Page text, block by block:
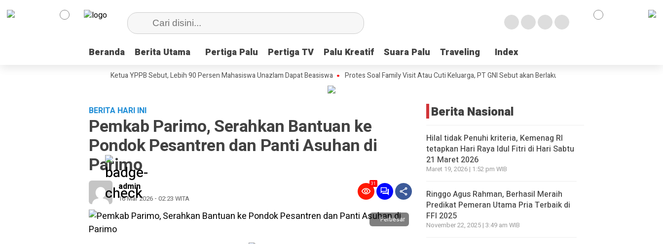
Beranda Berita Utama Pertiga Palu Pertiga TV Palu Kreatif Suara Palu Traveling Index
Beranda Berita Utama Pertiga Palu Pertiga TV Palu Kreatif Suara Palu Traveling Index
Ketua YPPB Sebut, Lebih 90 Persen Mahasiswa Unazlam Dapat Beasiswa Protes Soal Family Visit Atau Cuti Keluarga, PT GNI Sebut akan Berlaku Januari 2027
BERITA HARI INI
Pemkab Parimo, Serahkan Bantuan ke
Pondok Pesantren dan Panti Asuhan di
Parimo
admin
16 Mar 2026 - 02:23 WITA
31
Perbesar
Berita Nasional
Hilal tidak Penuhi kriteria, Kemenag RI
tetapkan Hari Raya Idul Fitri di Hari Sabtu
21 Maret 2026
Maret 19, 2026 | 1:52 pm WIB
Ringgo Agus Rahman, Berhasil Meraih
Predikat Pemeran Utama Pria Terbaik di
FFI 2025
November 22, 2025 | 3:49 am WIB